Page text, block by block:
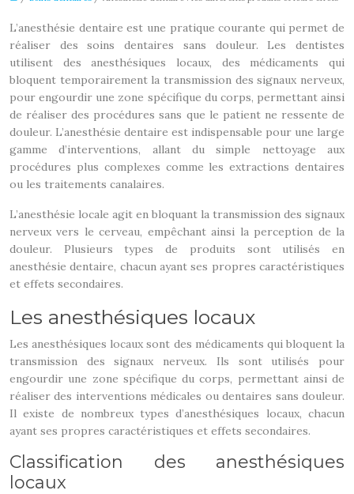
L’anesthésie dentaire est une pratique courante qui permet de
réaliser des soins dentaires sans douleur. Les dentistes
utilisent des anesthésiques locaux, des médicaments qui
bloquent temporairement la transmission des signaux nerveux,
pour engourdir une zone spécifique du corps, permettant ainsi
de réaliser des procédures sans que le patient ne ressente de
douleur. L’anesthésie dentaire est indispensable pour une large
gamme d’interventions, allant du simple nettoyage aux
procédures plus complexes comme les extractions dentaires
ou les traitements canalaires.
L’anesthésie locale agit en bloquant la transmission des signaux
nerveux vers le cerveau, empêchant ainsi la perception de la
douleur. Plusieurs types de produits sont utilisés en
anesthésie dentaire, chacun ayant ses propres caractéristiques
et effets secondaires.
Les anesthésiques locaux
Les anesthésiques locaux sont des médicaments qui bloquent la
transmission des signaux nerveux. Ils sont utilisés pour
engourdir une zone spécifique du corps, permettant ainsi de
réaliser des interventions médicales ou dentaires sans douleur.
Il existe de nombreux types d’anesthésiques locaux, chacun
ayant ses propres caractéristiques et effets secondaires.
Classification des anesthésiques
locaux